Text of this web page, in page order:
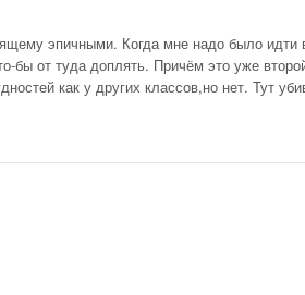
эпичными. Когда мне надо было идти
бы от туда доплять. Причём это уже
как у других классов,но нет. Тут